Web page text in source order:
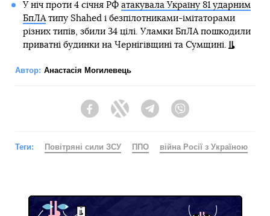
У ніч проти 4 січня РФ атакувала Україну 81 ударним
БпЛАтипу Shahed і безпілотниками-імітаторами
різних типів, збили 34 цілі. Уламки БпЛА пошкодили
приватні будинки на Чернігівщині та Сумщині.
Автор: Анастасія Могилевець
FacebookTwitter Telegram
Теги: Повітряні сили ЗСУ ППО війна Росії з Україною